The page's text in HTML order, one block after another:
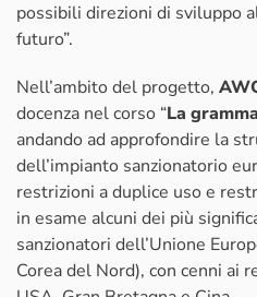
possibili direzioni di sviluppo
futuro”.
Nell’ambito del progetto,
docenza nel corso “La
andando ad approfondire la
dell’impianto sanzionatorio
restrizioni a duplice uso e
in esame alcuni dei più
sanzionatori dell’Unione
Corea del Nord), con cenni ai